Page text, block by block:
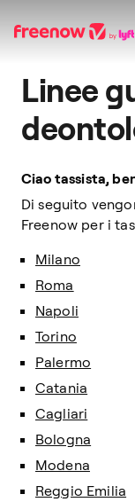
Navigation
Inhalt
Fußzeile
Linee
Ciao tassista,
Di seguito
Freenow per i
Milano
Roma
Napoli
Torino
Palermo
Catania
Cagliari
Bologna
Modena
Reggio Emilia